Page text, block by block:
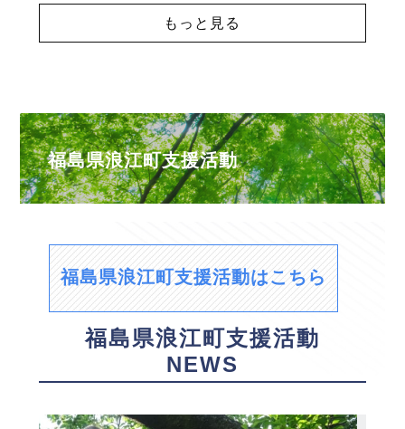
もっと見る
福島県浪江町支援活動
福島県浪江町支援活動はこちら
福島県浪江町支援活動
NEWS